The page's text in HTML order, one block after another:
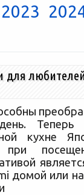
2023
для
Теперь
кухне
при
домой или